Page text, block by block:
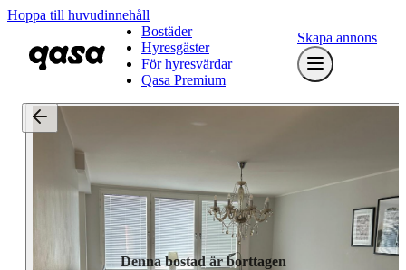
Hoppa till huvudinnehåll
Bostäder
Hyresgäster
För hyresvärdar
Qasa Premium
Skapa annons
Denna bostad är borttagen